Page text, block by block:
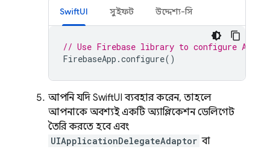
SwiftUI সুইফট উদ্দেশ্য-সি
// Use Firebase library to configure APIs
FirebaseApp .configure()
আপনি যদি SwiftUI ব্যবহার করেন, তাহলে
আপনাকে অবশ্যই একটি অ্যাপ্লিকেশন ডেলিগেট
তৈরি করতে হবে এবং
UIApplicationDelegateAdaptor বা